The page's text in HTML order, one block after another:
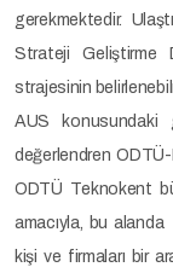
gerekmektedir.
Strateji Geliştirme
strajesinin
AUS konusundaki
değerlendren
ODTÜ Teknokent
amacıyla, bu alanda
kişi ve firmaları bir